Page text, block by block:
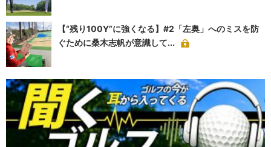
【“残り100Y”に強くなる】#2「左奥」へのミスを防
ぐために桑木志帆が意識して...